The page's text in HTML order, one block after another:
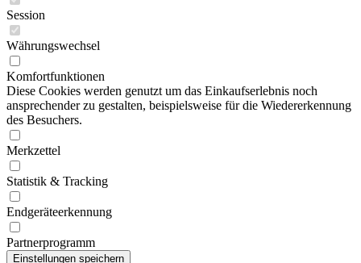
Session
Währungswechsel
Komfortfunktionen
Diese Cookies werden genutzt um das Einkaufserlebnis noch
ansprechender zu gestalten, beispielsweise für die Wiedererkennung
des Besuchers.
Merkzettel
Statistik & Tracking
Endgeräteerkennung
Partnerprogramm